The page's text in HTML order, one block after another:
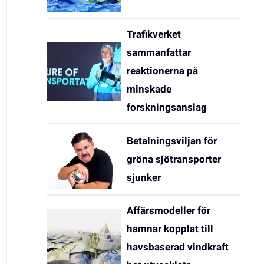
Trafikverket
sammanfattar
reaktionerna på
minskade
forskningsanslag
Betalningsviljan för
gröna sjötransporter
sjunker
Affärsmodeller för
hamnar kopplat till
havsbaserad vindkraft